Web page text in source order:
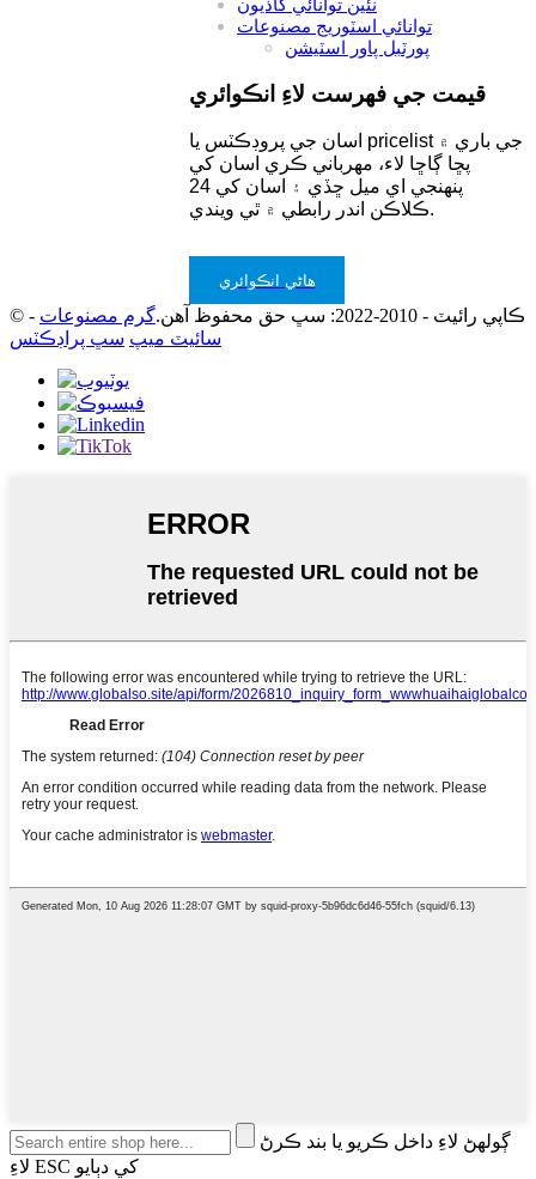
نئين توانائي گاڏيون
توانائي اسٽوريج مصنوعات
پورٽبل پاور اسٽيشن
قيمت جي فهرست لاءِ انڪوائري
اسان جي پروڊڪٽس يا pricelist جي باري ۾
پڇا ڳاڇا لاء، مهرباني ڪري اسان کي
پنهنجي اي ميل ڇڏي ۽ اسان کي 24
ڪلاڪن اندر رابطي ۾ ٿي ويندي.
هاڻي انڪوائري
© ڪاپي رائيٽ - 2010-2022: سڀ حق محفوظ آهن. گرم مصنوعات -
سائيٽ ميپ سڀ پراڊڪٽس
ڳولهڻ لاءِ داخل ڪريو يا بند ڪرڻ
لاءِ ESC کي دٻايو